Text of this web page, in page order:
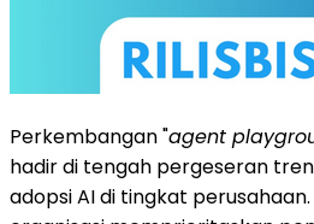
Perkembangan "agent
hadir di tengah pergeseran
adopsi AI di tingkat